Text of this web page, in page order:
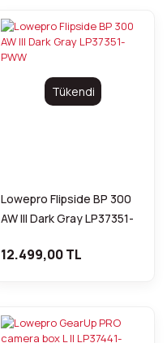
Tükendi
Lowepro Flipside BP 300
AW III Dark Gray LP37351-
12.499,00 TL